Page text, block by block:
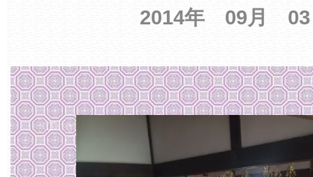
2014年 09月